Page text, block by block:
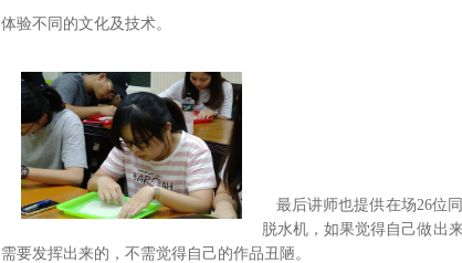
体验不同的文化及技术。
最后讲师也提供在场26位
脱水机，如果觉得自己做出
需要发挥出来的，不需觉得自己的作品丑陋。